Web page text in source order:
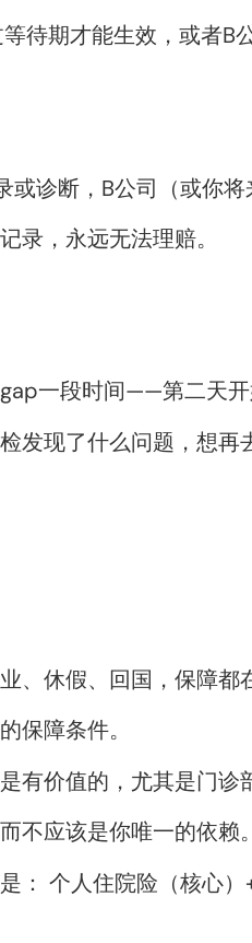
待期才能生效，或者B
诊断，B公司（或你
录，永远无法理赔。
一段时间——第二天开
发现了什么问题，想
、休假、回国，保障都
保障条件。
有价值的，尤其是门诊
不应该是你唯一的依赖。
： 个人住院险（核心